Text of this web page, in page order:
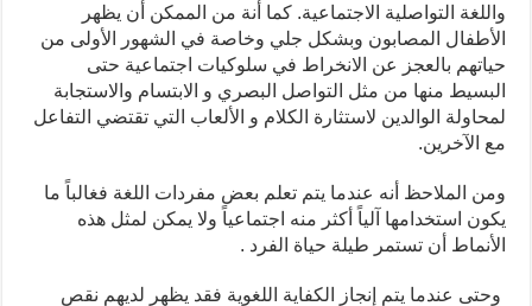
واللغة التواصلية الاجتماعية. كما أنة من الممكن أن يظهر
الأطفال المصابون وبشكل جلي وخاصة في الشهور الأولى من
حياتهم بالعجز عن الانخراط في سلوكيات اجتماعية حتى
البسيط منها من مثل التواصل البصري و الابتسام والاستجابة
لمحاولة الوالدين لاستثارة الكلام و الألعاب التي تقتضي التفاعل
مع الآخرين.
ومن الملاحظ أنه عندما يتم تعلم بعض مفردات اللغة فغالباً ما
يكون استخدامها آلياً أكثر منه اجتماعياً ولا يمكن لمثل هذه
الأنماط أن تستمر طيلة حياة الفرد .
وحتى عندما يتم إنجاز الكفاية اللغوية فقد يظهر لديهم نقص